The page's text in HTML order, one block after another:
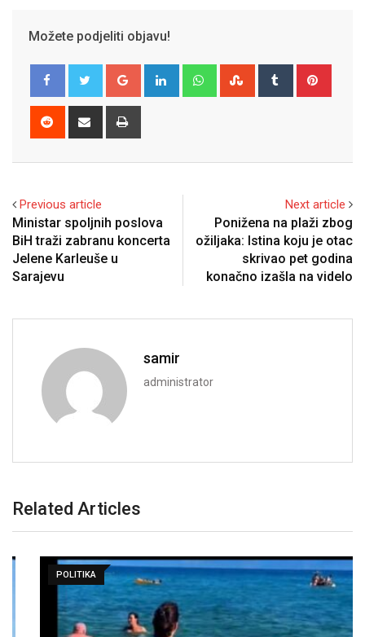
Možete podjeliti objavu!
Google+ LinkedIn WhatsappStumbleUpon
Tumblr
Reddit
Share
Previous article
Ministar spoljnih poslova
BiH traži zabranu koncerta
Jelene Karleuše u
Sarajevu
Next article
Ponižena na plaži zbog
ožiljaka: Istina koju je otac
skrivao pet godina
konačno izašla na videlo
samir
administrator
Related Articles
POLITIKA